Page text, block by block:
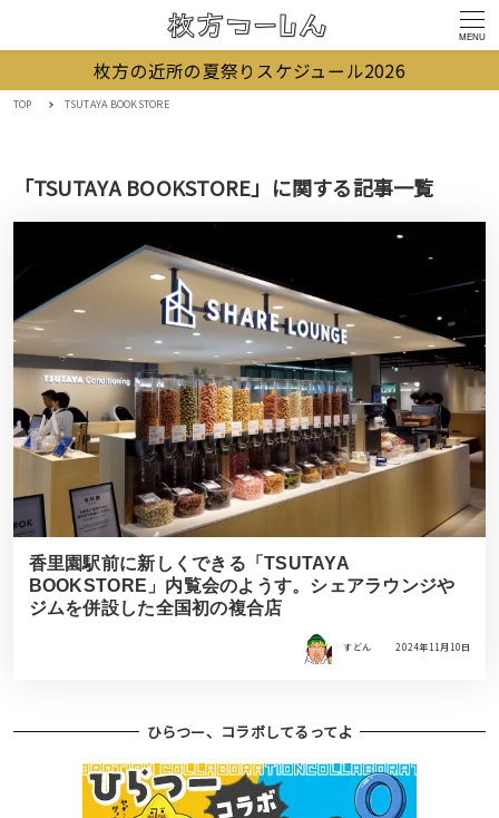
MENU
枚方の近所の夏祭りスケジュール2026
TOP TSUTAYA BOOKSTORE
「TSUTAYA BOOKSTORE」に関する記事一覧
香里園駅前に新しくできる「TSUTAYA
BOOKSTORE」内覧会のようす。シェアラウンジや
ジムを併設した全国初の複合店
すどん 2024年11月10日
ひらつー、コラボしてるってよ